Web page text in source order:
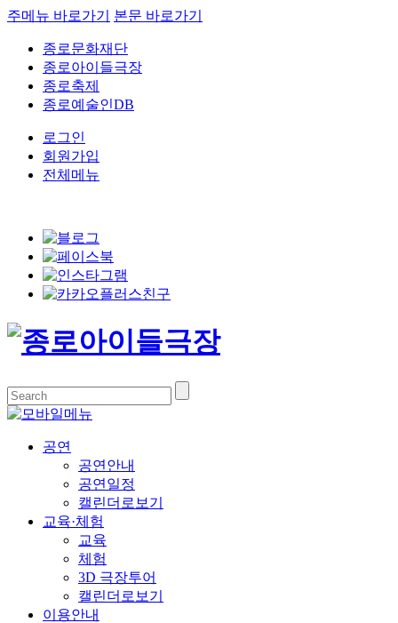
주메뉴 바로가기 본문 바로가기
종로문화재단
종로아이들극장
종로축제
종로예술인DB
로그인
회원가입
전체메뉴
공연
공연안내
공연일정
캘린더로보기
교육·체험
교육
체험
3D 극장투어
캘린더로보기
이용안내